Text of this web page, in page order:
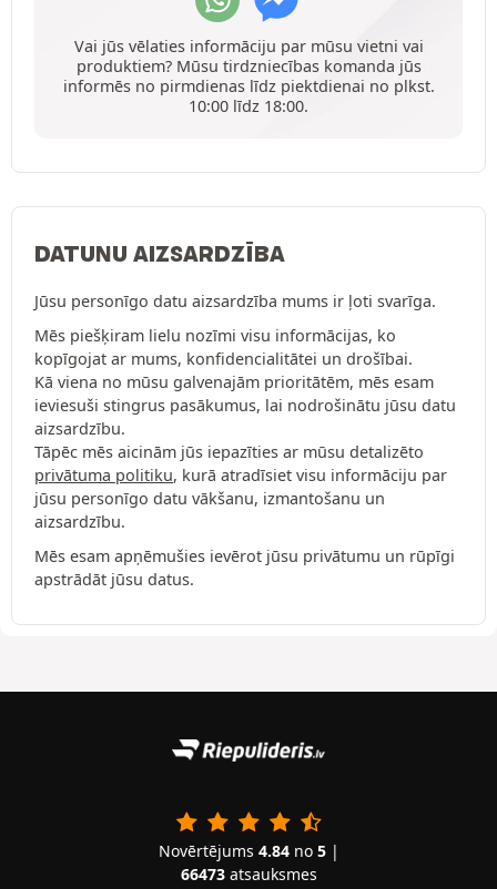
Vai jūs vēlaties informāciju par mūsu vietni vai
produktiem? Mūsu tirdzniecības komanda jūs
informēs no pirmdienas līdz piektdienai no plkst.
10:00 līdz 18:00.
DATUNU AIZSARDZĪBA
Jūsu personīgo datu aizsardzība mums ir ļoti svarīga.
Mēs piešķiram lielu nozīmi visu informācijas, ko
kopīgojat ar mums, konfidencialitātei un drošībai.
Kā viena no mūsu galvenajām prioritātēm, mēs esam
ieviesuši stingrus pasākumus, lai nodrošinātu jūsu datu
aizsardzību.
Tāpēc mēs aicinām jūs iepazīties ar mūsu detalizēto
privātuma politiku, kurā atradīsiet visu informāciju par
jūsu personīgo datu vākšanu, izmantošanu un
aizsardzību.
Mēs esam apņēmušies ievērot jūsu privātumu un rūpīgi
apstrādāt jūsu datus.
Novērtējums 4.84no 5|
66473atsauksmes